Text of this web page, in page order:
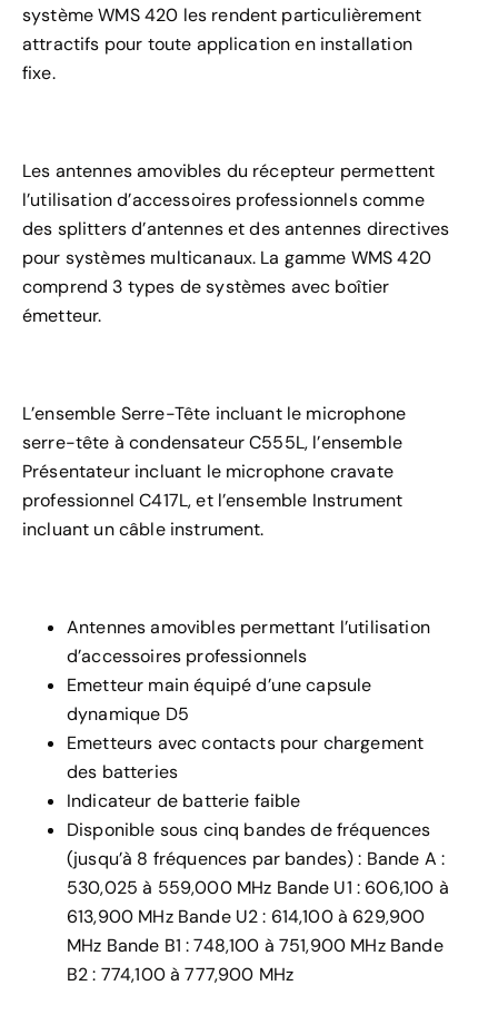
système WMS 420 les rendent particulièrement
attractifs pour toute application en installation
fixe.
Les antennes amovibles du récepteur permettent
l’utilisation d’accessoires professionnels comme
des splitters d’antennes et des antennes directives
pour systèmes multicanaux. La gamme WMS 420
comprend 3 types de systèmes avec boîtier
émetteur.
L’ensemble Serre-Tête incluant le microphone
serre-tête à condensateur C555L, l’ensemble
Présentateur incluant le microphone cravate
professionnel C417L, et l’ensemble Instrument
incluant un câble instrument.
Antennes amovibles permettant l’utilisation
d’accessoires professionnels
Emetteur main équipé d’une capsule
dynamique D5
Emetteurs avec contacts pour chargement
des batteries
Indicateur de batterie faible
Disponible sous cinq bandes de fréquences
(jusqu’à 8 fréquences par bandes) : Bande A :
530,025 à 559,000 MHz Bande U1 : 606,100 à
613,900 MHz Bande U2 : 614,100 à 629,900
MHz Bande B1 : 748,100 à 751,900 MHz Bande
B2 : 774,100 à 777,900 MHz